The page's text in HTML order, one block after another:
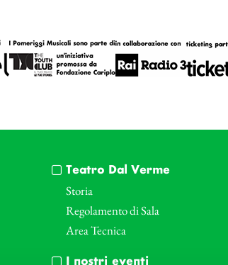
Teatro Dal Verme
Storia
Regolamento di Sala
Area Tecnica